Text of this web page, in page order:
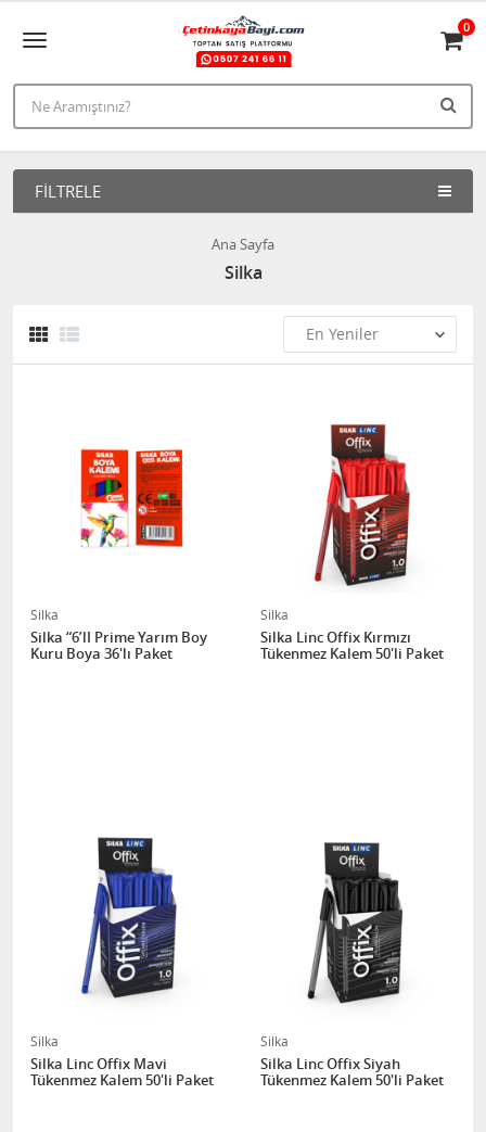
0
FILTRELE
Ana Sayfa
Silka
Silka
Silka “6’lI Prime Yarım Boy
Kuru Boya 36'lı Paket
Silka
Silka Linc Offix Kırmızı
Tükenmez Kalem 50'li Paket
Silka
Silka Linc Offix Mavi
Tükenmez Kalem 50'li Paket
Silka
Silka Linc Offix Siyah
Tükenmez Kalem 50'li Paket